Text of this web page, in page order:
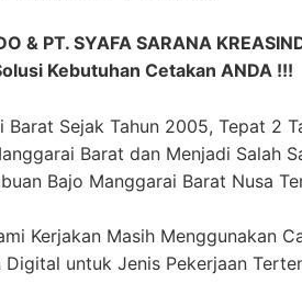
& PT. SYAFA SARANA
Kebutuhan Cetakan ANDA !!!
Sejak Tahun 2005, Tepat 2
Barat dan Menjadi Salah
Bajo Manggarai Barat Nusa
Kerjakan Masih Menggunakan
untuk Jenis Pekerjaan